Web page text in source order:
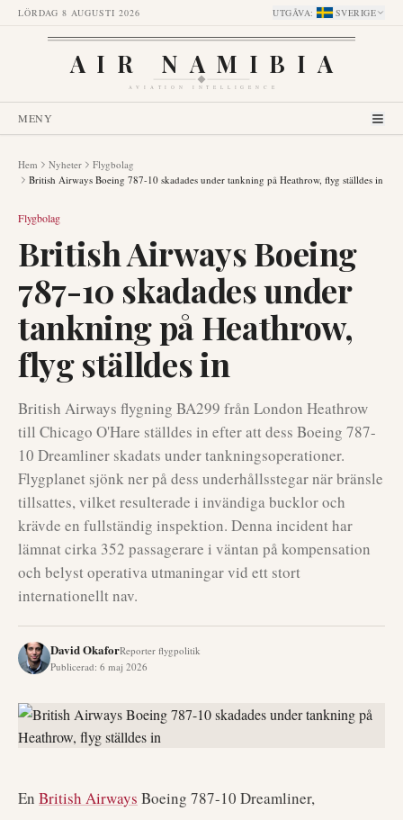
LÖRDAG 8 AUGUSTI 2026 UTGÅVA: SVERIGE
AIR NAMIBIA
AVIATION INTELLIGENCE
MENY
Hem Nyheter
Flygbolag
British Airways Boeing 787-10 skadades under tankning på Heathrow, flyg ställdes in
Flygbolag
British Airways Boeing
787-10 skadades under
tankning på Heathrow,
flyg ställdes in
British Airways flygning BA299 från London Heathrow
till Chicago O'Hare ställdes in efter att dess Boeing 787-
10 Dreamliner skadats under tankningsoperationer.
Flygplanet sjönk ner på dess underhållsstegar när bränsle
tillsattes, vilket resulterade i invändiga bucklor och
krävde en fullständig inspektion. Denna incident har
lämnat cirka 352 passagerare i väntan på kompensation
och belyst operativa utmaningar vid ett stort
internationellt nav.
David OkaforReporter flygpolitik
Publicerad: 6 maj 2026
En British Airways Boeing 787-10 Dreamliner,